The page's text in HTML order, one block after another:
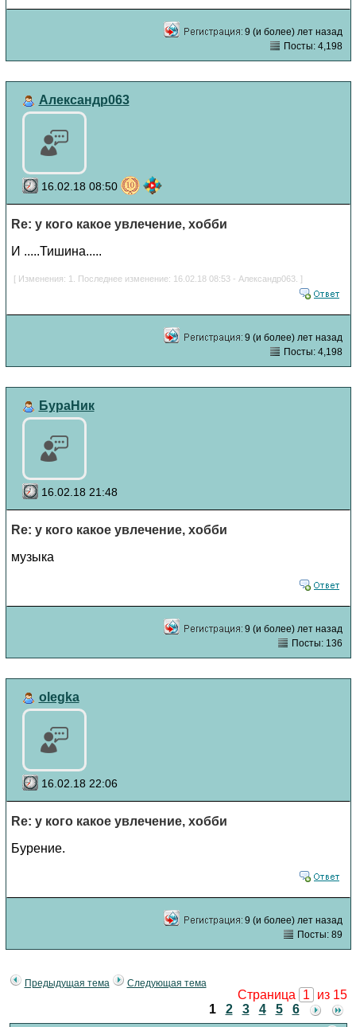
9 (и более) лет назад
Посты: 4,198
Александр063
16.02.18 08:50
Re: у кого какое увлечение, хобби
И .....Тишина.....
[ Изменения: 1. Последнее изменение: 16.02.18 08:53 - Александр063. ]
9 (и более) лет назад
Посты: 4,198
БураНик
16.02.18 21:48
Re: у кого какое увлечение, хобби
музыка
9 (и более) лет назад
Посты: 136
olegka
16.02.18 22:06
Re: у кого какое увлечение, хобби
Бурение.
9 (и более) лет назад
Посты: 89
Предыдущая тема Следующая тема
Страница 1
из 15
1
2 3 4 5 6